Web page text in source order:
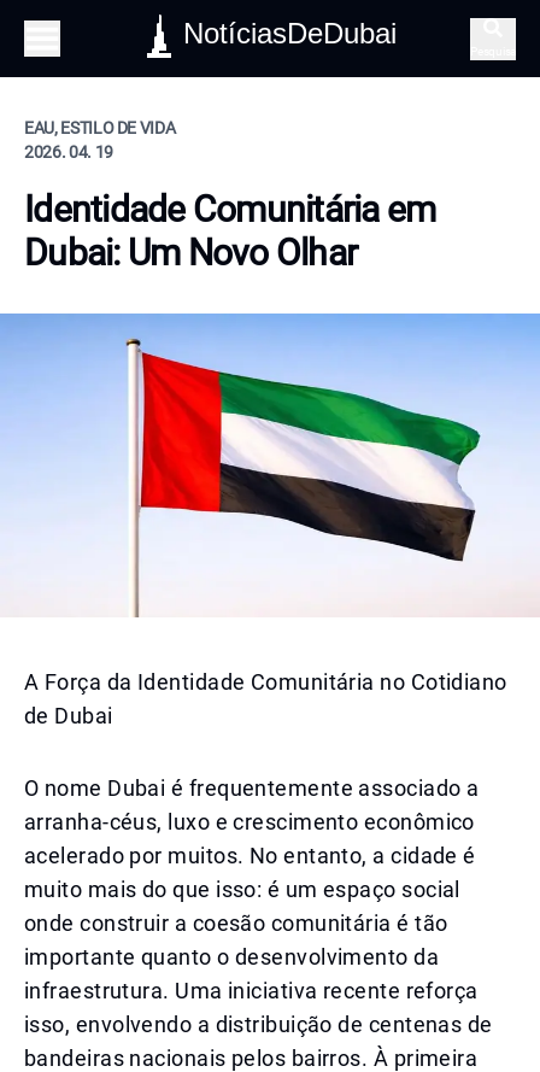
NotíciasDeDubai
EAU, ESTILO DE VIDA
2026. 04. 19
Identidade Comunitária em
Dubai: Um Novo Olhar
A Força da Identidade Comunitária no Cotidiano
de Dubai
O nome Dubai é frequentemente associado a
arranha-céus, luxo e crescimento econômico
acelerado por muitos. No entanto, a cidade é
muito mais do que isso: é um espaço social
onde construir a coesão comunitária é tão
importante quanto o desenvolvimento da
infraestrutura. Uma iniciativa recente reforça
isso, envolvendo a distribuição de centenas de
bandeiras nacionais pelos bairros. À primeira